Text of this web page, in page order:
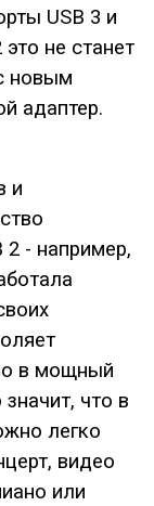
USB 3 и
не станет
новым
адаптер.
и
- например,
в мощный
что в
легко
видео
или